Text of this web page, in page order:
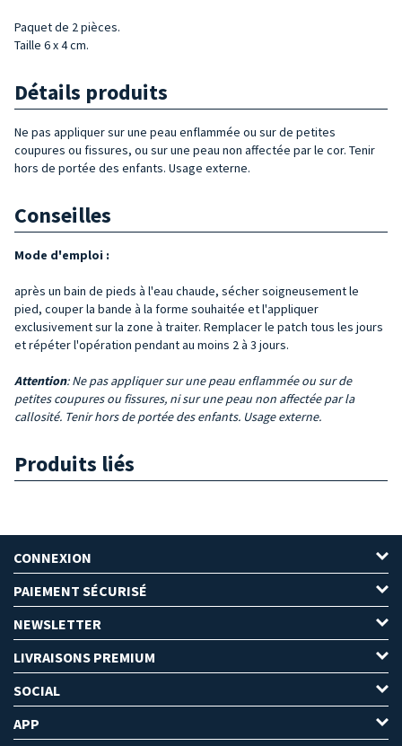
Paquet de 2 pièces.
Taille 6 x 4 cm.
Détails produits
Ne pas appliquer sur une peau enflammée ou sur de petites
coupures ou fissures, ou sur une peau non affectée par le cor. Tenir
hors de portée des enfants. Usage externe.
Conseilles
Mode d'emploi :
après un bain de pieds à l'eau chaude, sécher soigneusement le
pied, couper la bande à la forme souhaitée et l'appliquer
exclusivement sur la zone à traiter. Remplacer le patch tous les jours
et répéter l'opération pendant au moins 2 à 3 jours.
Attention: Ne pas appliquer sur une peau enflammée ou sur de
petites coupures ou fissures, ni sur une peau non affectée par la
callosité. Tenir hors de portée des enfants. Usage externe.
Produits liés
CONNEXION
PAIEMENT SÉCURISÉ
NEWSLETTER
LIVRAISONS PREMIUM
SOCIAL
APP